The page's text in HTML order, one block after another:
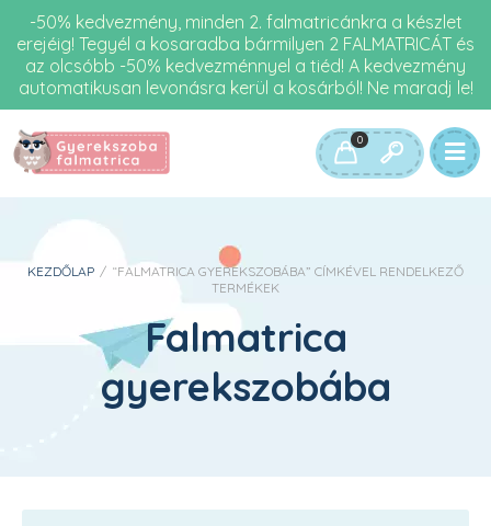
-50% kedvezmény, minden 2. falmatricánkra a készlet
erejéig! Tegyél a kosaradba bármilyen 2 FALMATRICÁT és
az olcsóbb -50% kedvezménnyel a tiéd! A kedvezmény
automatikusan levonásra kerül a kosárból! Ne maradj le!
0
KEZDŐLAP / “FALMATRICA GYEREKSZOBÁBA” CÍMKÉVEL RENDELKEZŐ
TERMÉKEK
Falmatrica
gyerekszobába